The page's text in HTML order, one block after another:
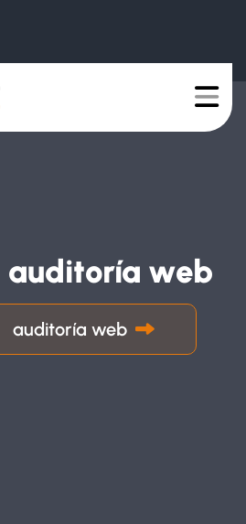
auditoría web
auditoría web